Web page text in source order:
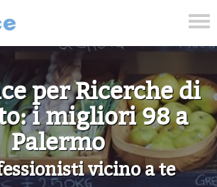
per Ricerche di
i migliori 98 a
Palermo
vicino a te